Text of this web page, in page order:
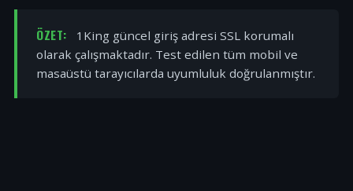
ÖZET:
1King güncel giriş adresi SSL korumalı
olarak çalışmaktadır. Test edilen tüm mobil ve
masaüstü tarayıcılarda uyumluluk doğrulanmıştır.